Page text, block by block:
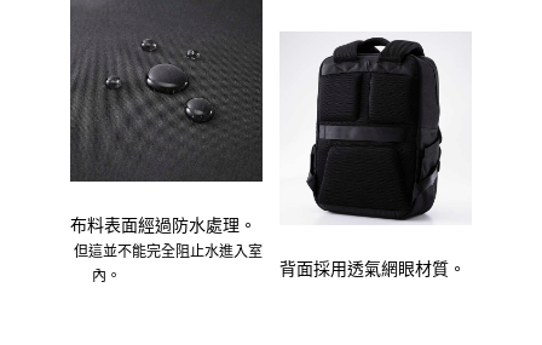
布料表面經過防水處理。
但這並不能完全阻止水進入室
內。
背面採用透氣網眼材質。